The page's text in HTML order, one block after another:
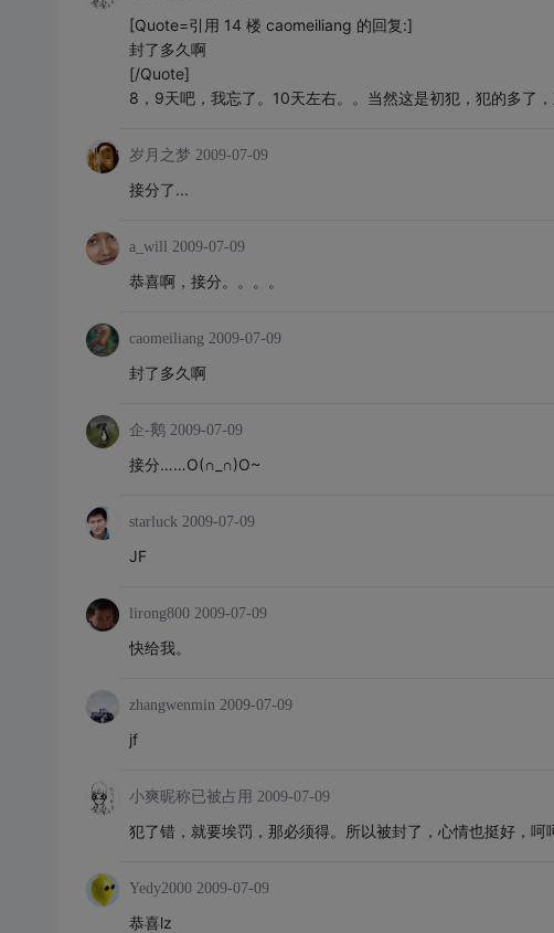
[Quote=引用 14 楼 caomeiliang 的回复:]
封了多久啊
[/Quote]
8，9天吧，我忘了。10天左右。。当然这是初犯，犯的多了，
岁月之梦 2009-07-09
接分了...
a_will 2009-07-09
恭喜啊，接分。。。。
caomeiliang 2009-07-09
封了多久啊
企-鹅 2009-07-09
接分……O(∩_∩)O~
starluck 2009-07-09
JF
lirong800 2009-07-09
快给我。
zhangwenmin 2009-07-09
jf
小爽昵称已被占用 2009-07-09
犯了错，就要埃罚，那必须得。所以被封了，心情也挺好，呵
Yedy2000 2009-07-09
恭喜lz